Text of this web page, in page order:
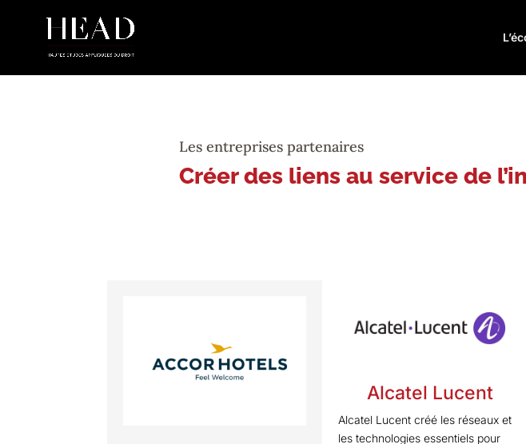
Les entreprises partenaires
Créer des liens au service de
Alcatel Lucent
Alcatel Lucent créé les réseaux et
les technologies essentiels pour